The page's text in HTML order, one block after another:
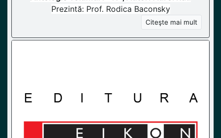
Prezintă: Prof. Rodica Baconsky
Citeşte mai mult